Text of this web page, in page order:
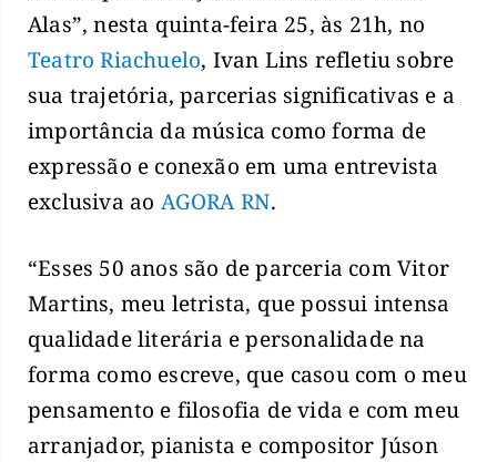
Alas”, nesta quinta-feira 25, às 21h, no
Teatro Riachuelo, Ivan Lins refletiu sobre
sua trajetória, parcerias significativas e a
importância da música como forma de
expressão e conexão em uma entrevista
exclusiva ao AGORA RN.
“Esses 50 anos são de parceria com Vitor
Martins, meu letrista, que possui intensa
qualidade literária e personalidade na
forma como escreve, que casou com o meu
pensamento e filosofia de vida e com meu
arranjador, pianista e compositor Júson